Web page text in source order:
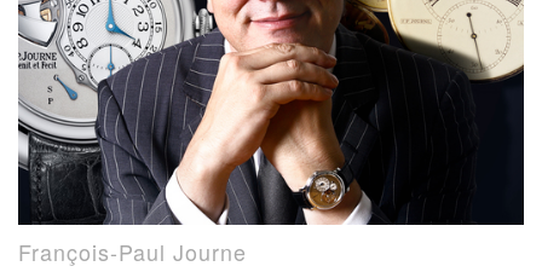
François-Paul Journe